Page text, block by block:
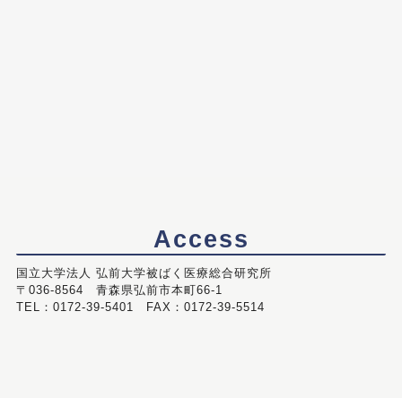
Access
国立大学法人 弘前大学被ばく医療総合研究所
〒036-8564 青森県弘前市本町66-1
TEL：0172-39-5401 FAX：0172-39-5514